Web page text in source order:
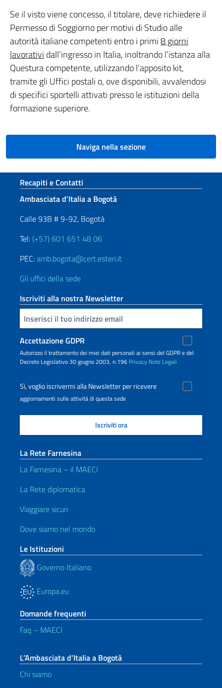
Se il visto viene concesso, il titolare, deve richiedere il
Permesso di Soggiorno per motivi di Studio alle
autorità italiane competenti entro i primi8 giorni
lavorativi dall’ingresso in Italia, inoltrando l’istanza alla
Questura competente, utilizzando l’apposito kit,
tramite gli Uffici postali o, ove disponibili, avvalendosi
di specifici sportelli attivati presso le istituzioni della
formazione superiore.
Naviga nella sezione
Sezione footer
Recapiti e Contatti
Ambasciata d’Italia a Bogotà
Calle 93B # 9-92, Bogotà
Tel: (+57) 601 651 48 06
PEC:amb.bogota@cert.esteri.it
Gli uffici della sede
Iscriviti alla nostra Newsletter
Inserisci la tua email
Accettazione GDPR
Autorizzo il trattamento dei miei dati personali ai sensi del GDPR e del
Decreto Legislativo 30 giugno 2003, n.196 Privacy Note Legali
Sì, voglio iscrivermi alla Newsletter per ricevere
aggiornamenti sulle attività di questa sede
La Rete Farnesina
La Farnesina – il MAECI
La Rete diplomatica
Viaggiare sicuri
Dove siamo nel mondo
Le Istituzioni
Governo Italiano
Europa.eu
Domande frequenti
Faq – MAECI
L’Ambasciata d’Italia a Bogotà
Chi siamo